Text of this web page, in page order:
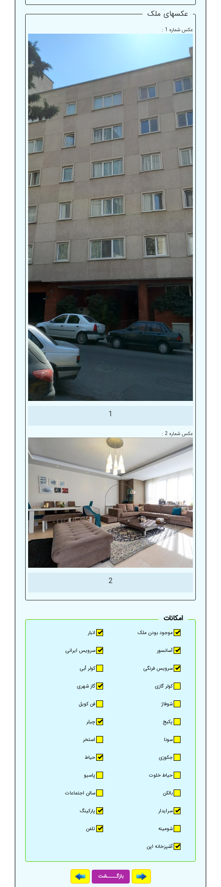
عکسهای ملک
عکس شماره 1 :
1
عکس شماره 2 :
2
موجود بودن ملک انبار
آسانسور سرویس ایرانی
سرویس فرنگی کولر آبی
کولر گازی گاز شهری
شوفاژ فن کویل
پکیج چیلر
سونا استخر
جکوزی حیاط
حیاط خلوت پاسیو
بالکن سالن اجتماعات
سرایدار پارکینگ
شومینه تلفن
آشپزخانه اپن
بازگـــــشت